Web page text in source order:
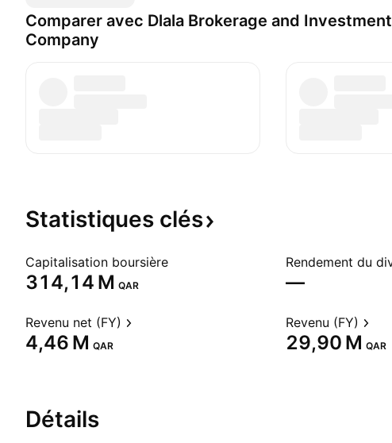
Comparer avec Dlala Brokerage and
Company
Statistiques clés
Capitalisation boursière
‪314,14 M‬ QAR
Rendement du
—
Revenu net (FY)
‪4,46 M‬ QAR
Revenu (FY)
‪29,90 M‬ QAR
Détails